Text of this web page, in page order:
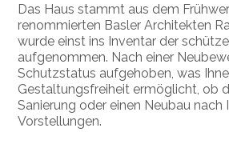
Das Haus stammt aus dem
renommierten Basler Architekten
wurde einst ins Inventar der
aufgenommen. Nach einer
Schutzstatus aufgehoben, was
Gestaltungsfreiheit ermöglicht, ob
Sanierung oder einen Neubau nach
Vorstellungen.